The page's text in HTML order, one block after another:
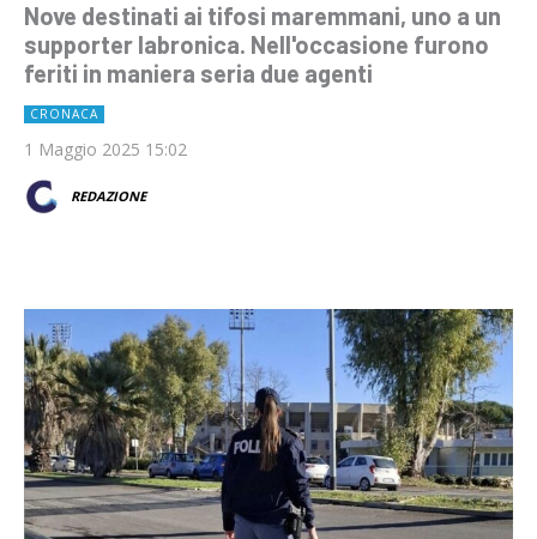
Nove destinati ai tifosi maremmani, uno a un
supporter labronica. Nell'occasione furono
feriti in maniera seria due agenti
CRONACA
1 Maggio 2025 15:02
REDAZIONE